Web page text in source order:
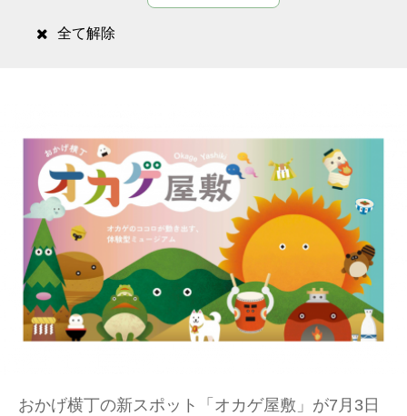
全て解除
おかげ横丁の新スポット「オカゲ屋敷」が7月3日